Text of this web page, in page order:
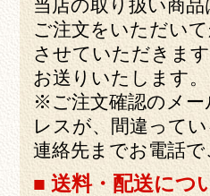
当店の取り扱い商
ご注文をいただい
させていただきま
お送りいたします。
※ご注文確認のメー
レスが、間違って
連絡先までお電話
■ 送料・配送につ